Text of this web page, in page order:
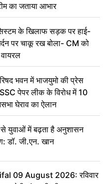
का जताया आभार
के खिलाफ सड़क पर हाई-
पर चाकू रख बोला- CM को
भवन में भाजयुमो की प्रेस
पेपर लीक के विरोध में 10
घेराव का ऐलान
से युवाओं में बढ़ता है अनुशासन
डॉ. जी.एन. खान
09 August 2026: रविवार